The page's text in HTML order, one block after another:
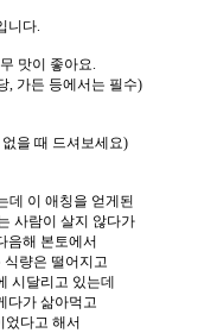
니다.
맛이 좋아요.
, 가든 등에서는 필수)
을 때 드셔보세요)
데 이 애칭을 얻게된
사람이 살지 않다가
음해 본토에서
식량은 떨어지고
시달리고 있는데
다가 삶아먹고
다고 해서